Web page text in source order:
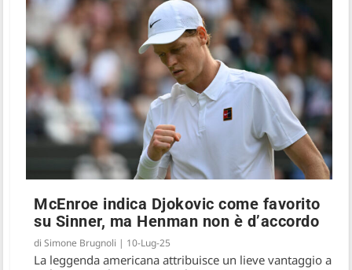
McEnroe indica Djokovic come favorito
su Sinner, ma Henman non è d’accordo
diSimone Brugnoli | 10-Lug-25
La leggenda americana attribuisce un lieve vantaggio a